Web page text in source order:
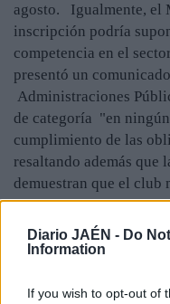
Diario JAÉN - Do
Information
If you wish to opt-out of
agosto. Igualmente, el
inscripción podría
competencia en el
presentó un
Administraciones
de categoría "en
cumplimiento de las
resaltando además
demuestran que el club
la Hacienda. En este
Magro señala en su
ponía al Murcia en
evidente la necesidad